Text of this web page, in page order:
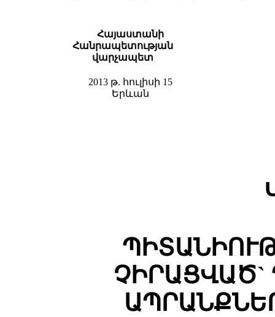
Հայաստանի
Հանրապետության
վարչապետ
2013 թ. հուլիսի 15
Երևան